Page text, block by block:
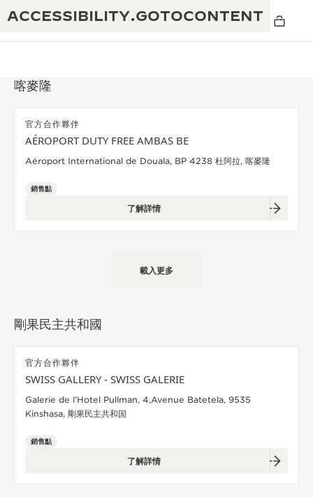
ACCESSIBILITY.GOTOCONTENT
積家保養服務
REVERSO 1931 CAFÉ
《THE DREAM SHAPER》展覽
THE SOUND MAKER
STELLAR ODYSSEY
卓越工藝：逾 190 年歷史
精湛工藝：108 種工藝
喀麥隆
官方合作夥伴
AÉROPORT DUTY FREE AMBAS BE
Aéroport International de Douala, BP 4238 杜阿拉, 喀麥隆
銷售點
了解詳情
載入更多
剛果民主共和國
官方合作夥伴
SWISS GALLERY - SWISS GALERIE
Galerie de l'Hotel Pullman, 4,Avenue Batetela, 9535
Kinshasa, 剛果民主共和国
銷售點
了解詳情